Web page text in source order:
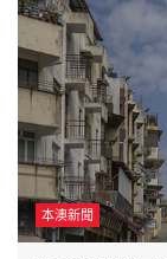
本澳新聞